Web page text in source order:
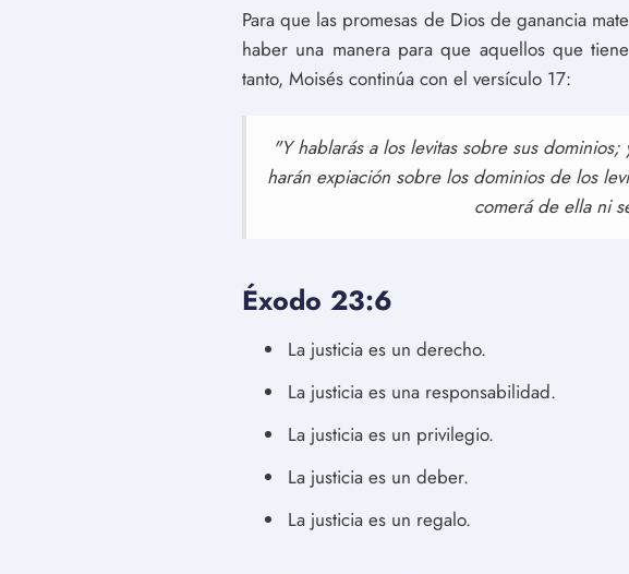
Para que las promesas de Dios de ganancia
haber una manera para que aquellos que
tanto, Moisés continúa con el versículo 17:
"Y hablarás a los levitas sobre sus
harán expiación sobre los dominios de los
comerá de ella ni
Éxodo 23:6
La justicia es un derecho.
La justicia es una responsabilidad.
La justicia es un privilegio.
La justicia es un deber.
La justicia es un regalo.